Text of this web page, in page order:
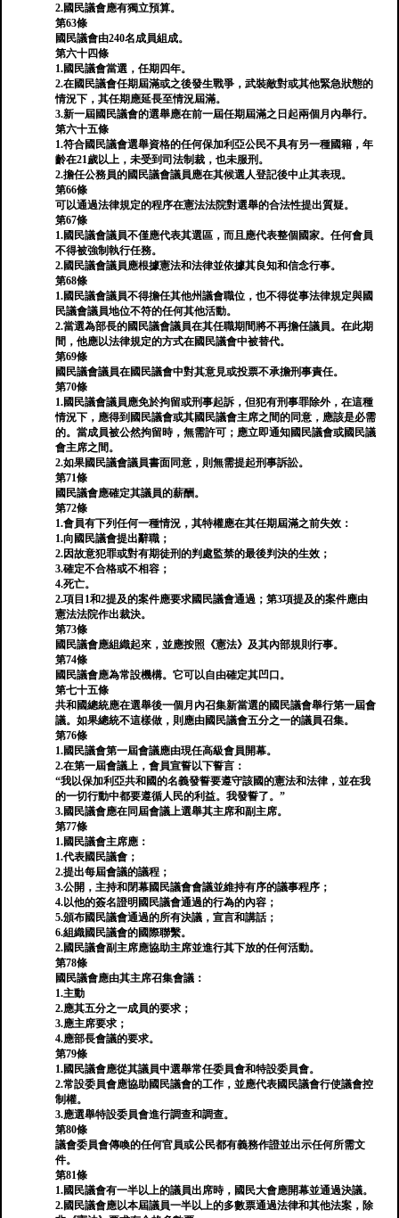
2.國民議會應有獨立預算。
第63條
國民議會由240名成員組成。
第六十四條
1.國民議會當選，任期四年。
2.在國民議會任期屆滿或之後發生戰爭，武裝敵對或其他緊急狀態的
情況下，其任期應延長至情況屆滿。
3.新一屆國民議會的選舉應在前一屆任期屆滿之日起兩個月內舉行。
第六十五條
1.符合國民議會選舉資格的任何保加利亞公民不具有另一種國籍，年
齡在21歲以上，未受到司法制裁，也未服刑。
2.擔任公務員的國民議會議員應在其候選人登記後中止其表現。
第66條
可以通過法律規定的程序在憲法法院對選舉的合法性提出質疑。
第67條
1.國民議會議員不僅應代表其選區，而且應代表整個國家。任何會員
不得被強制執行任務。
2.國民議會議員應根據憲法和法律並依據其良知和信念行事。
第68條
1.國民議會議員不得擔任其他州議會職位，也不得從事法律規定與國
民議會議員地位不符的任何其他活動。
2.當選為部長的國民議會議員在其任職期間將不再擔任議員。在此期
間，他應以法律規定的方式在國民議會中被替代。
第69條
國民議會議員在國民議會中對其意見或投票不承擔刑事責任。
第70條
1.國民議會議員應免於拘留或刑事起訴，但犯有刑事罪除外，在這種
情況下，應得到國民議會或其國民議會主席之間的同意，應該是必需
的。當成員被公然拘留時，無需許可；應立即通知國民議會或國民議
會主席之間。
2.如果國民議會議員書面同意，則無需提起刑事訴訟。
第71條
國民議會應確定其議員的薪酬。
第72條
1.會員有下列任何一種情況，其特權應在其任期屆滿之前失效：
1.向國民議會提出辭職；
2.因故意犯罪或對有期徒刑的判處監禁的最後判決的生效；
3.確定不合格或不相容；
4.死亡。
2.項目1和2提及的案件應要求國民議會通過；第3項提及的案件應由
憲法法院作出裁決。
第73條
國民議會應組織起來，並應按照《憲法》及其內部規則行事。
第74條
國民議會應為常設機構。它可以自由確定其凹口。
第七十五條
共和國總統應在選舉後一個月內召集新當選的國民議會舉行第一屆會
議。如果總統不這樣做，則應由國民議會五分之一的議員召集。
第76條
1.國民議會第一屆會議應由現任高級會員開幕。
2.在第一屆會議上，會員宣誓以下誓言：
“我以保加利亞共和國的名義發誓要遵守該國的憲法和法律，並在我
的一切行動中都要遵循人民的利益。我發誓了。”
3.國民議會應在同屆會議上選舉其主席和副主席。
第77條
1.國民議會主席應：
1.代表國民議會；
2.提出每屆會議的議程；
3.公開，主持和閉幕國民議會會議並維持有序的議事程序；
4.以他的簽名證明國民議會通過的行為的內容；
5.頒布國民議會通過的所有決議，宣言和講話；
6.組織國民議會的國際聯繫。
2.國民議會副主席應協助主席並進行其下放的任何活動。
第78條
國民議會應由其主席召集會議：
1.主動
2.應其五分之一成員的要求；
3.應主席要求；
4.應部長會議的要求。
第79條
1.國民議會應從其議員中選舉常任委員會和特設委員會。
2.常設委員會應協助國民議會的工作，並應代表國民議會行使議會控
制權。
3.應選舉特設委員會進行調查和調查。
第80條
議會委員會傳喚的任何官員或公民都有義務作證並出示任何所需文
件。
第81條
1.國民議會有一半以上的議員出席時，國民大會應開幕並通過決議。
2.國民議會應以本屆議員一半以上的多數票通過法律和其他法案，除